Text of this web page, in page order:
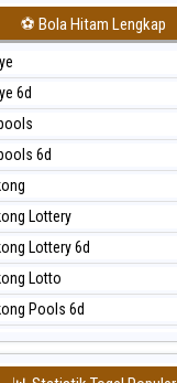
6d
Cambodia
Day
Lottery
Lottery 6d
⚽ Bola Hitam Lengkap
6d
6d
Lottery
Lottery 6d
Lotto
Pools 6d
6d